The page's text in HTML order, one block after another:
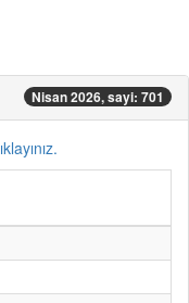
Nisan 2026, sayi: 701